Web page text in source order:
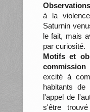
à la
Saturnin
le fait, mais
par curiosité.
Motifs et
commission
excité à
habitants
l'appel de
s'être